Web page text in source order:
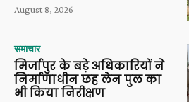
August 8, 2026
समाचार
मिर्जापुर के बड़े अधिकारियों ने
निर्माणाधीन छह लेन पुल का
भी किया निरीक्षण